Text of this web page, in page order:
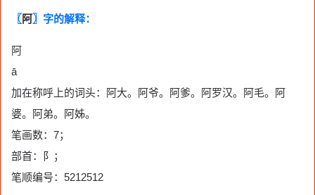
〖阿〗字的解释：
阿
ā
加在称呼上的词头：阿大。阿爷。阿爹。阿罗汉。阿毛。阿
婆。阿弟。阿姊。
笔画数：7；
部首：阝；
笔顺编号：5212512